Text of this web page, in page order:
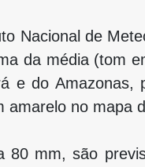
Nacional de
da média (tom
e do Amazonas,
amarelo no mapa
80 mm, são